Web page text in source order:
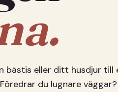
bästis eller ditt husdjur
du lugnare